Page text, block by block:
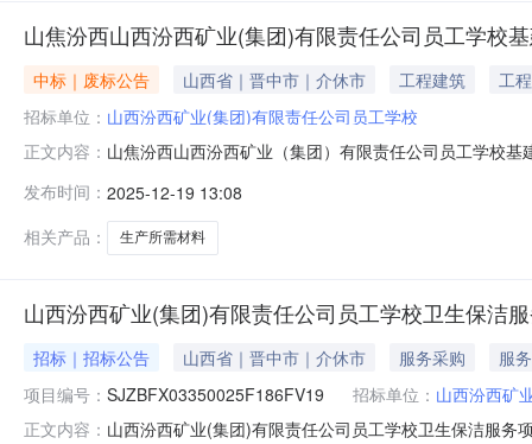
山焦汾西山西汾西矿业(集团)有限责任公司员工学校
中标｜废标公告 山西省｜晋中市｜介休市 工程建筑
工程
招标单位： 山西汾西矿业(集团)有限责任公司员工学校
正文内容： 山焦汾西山西汾西矿业（集团）有限责任公司员工学校
发布时间： 2025-12-19 13:08
相关产品：
生产所需材料
山西汾西矿业(集团)有限责任公司员工学校卫生保洁
招标｜招标公告 山西省｜晋中市｜介休市 服务采购
服务
项目编号： SJZBFX03350025F186FV19 招标单位： 山西汾西矿
正文内容： 山西汾西矿业(集团)有限责任公司员工学校卫生保洁服